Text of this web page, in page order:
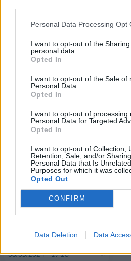
Personal Data Processing Opt
I want to opt-out of the
personal data.
Opted In
I want to opt-out of the Sale of
Personal Data.
Opted In
I want to opt-out of processing
Personal Data for Targeted
Opted In
I want to opt-out of Collection,
Retention, Sale, and/or
Personal Data that Is
Purposes for which it was
Opted Out
CONFIRM
Data Deletion Data
πύλες του σε όλους
ΠΕΡΙΣΣΌΤΕΡΑ ΣΕ ΑΥΤΉ
Intercontinental
International: Αύξηση
11% στα καθαρά κέρδη
χρήσης το 2023, στα 6,1
εκατ. ευρώ
08/03/2024 - 17:28